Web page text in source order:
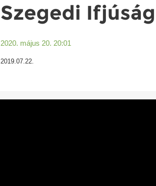
Szegedi
2020. május 20. 20:01
2019.07.22.